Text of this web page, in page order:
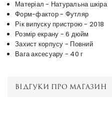
Матеріал - Натуральна шкіра
Форм-фактор - Футляр
Рік випуску пристрою - 2018
Розмір екрану - 6 дюйм
Захист корпусу - Повний
Вага аксесуару - 40 г
ВІДГУКИ ПРО МАГАЗИН